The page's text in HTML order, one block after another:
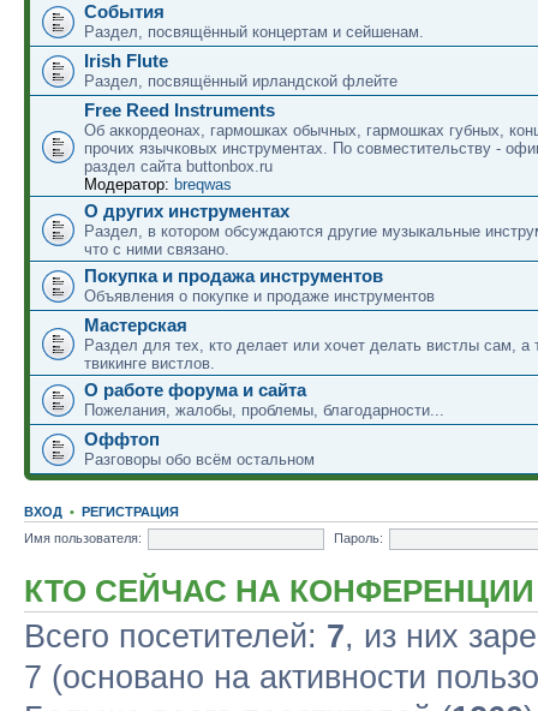
События
Раздел, посвящённый концертам и сейшенам.
Irish Flute
Раздел, посвящённый ирландской флейте
Free Reed Instruments
Об аккордеонах, гармошках обычных, гармошках губных,
прочих язычковых инструментах. По совместительству -
раздел сайта buttonbox.ru
Модератор: breqwas
О других инструментах
Раздел, в котором обсуждаются другие музыкальные
что с ними связано.
Покупка и продажа инструментов
Объявления о покупке и продаже инструментов
Мастерская
Раздел для тех, кто делает или хочет делать вистлы сам, а
твикинге вистлов.
О работе форума и сайта
Пожелания, жалобы, проблемы, благодарности...
Оффтоп
Разговоры обо всём остальном
ВХОД • РЕГИСТРАЦИЯ
Имя пользователя:
Пароль:
КТО СЕЙЧАС НА КОНФЕРЕНЦИИ
Всего посетителей: 7, из них
7 (основано на активности